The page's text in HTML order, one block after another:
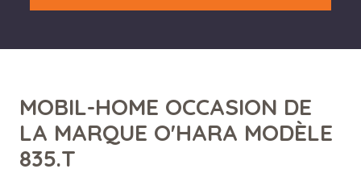
MOBIL-HOME OCCASION DE
LA MARQUE O'HARA MODÈLE
835.T